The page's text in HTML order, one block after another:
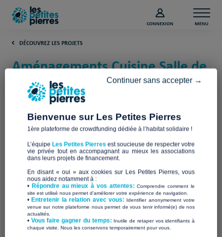
CONNEXION MENU
DÉCOUVREZ LES PROJETS
Aménagements Cuisine Salle de
Bain de 7 logements Fuveau
(Bouches-du-Rhône)
UN TOIT
Bienvenue sur Les Petites Pierres
1ère plateforme de crowdfunding dédiée à l’habitat solidaire !
L’équipe Les Petites Pierres est soucieuse de respecter votre
vie privée tout en accompagnant au mieux les associations
dans leurs projets de financement.
En disant « oui » aux cookies sur Les Petites Pierres, vous
nous aidez notamment à :
• Répondre au mieux à vos attentes:Comprendre comment le
site est utilisé nous permet d'améliorer votre expérience de navigation.
•Entretenir la relation avec vous: Identifier anonymement votre
venue sur notre plateforme nous permet de vous tenir informé(e) de nos
actualités.
​• Vous faire gagner du temps: Inutile de retaper vos identifiants à
chaque visite. Nous les conservons temporairement pour vous.
Continuer sans accepter →